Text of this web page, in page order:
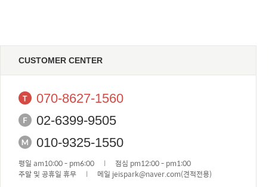
CUSTOMER CENTER
070-8627-1560
02-6399-9505
010-9325-1550
평일 am10:00 - pm6:00 l
점심 pm12:00 - pm1:00
주말 및 공휴일 휴무
l 메일 jeispark@naver.com(견적전용)